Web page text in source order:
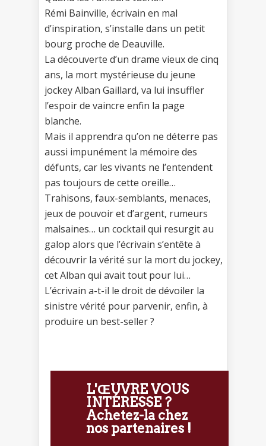
Rémi Bainville, écrivain en mal
d’inspiration, s’installe dans un petit
bourg proche de Deauville.
La découverte d’un drame vieux de cinq
ans, la mort mystérieuse du jeune
jockey Alban Gaillard, va lui insuffler
l’espoir de vaincre enfin la page
blanche.
Mais il apprendra qu’on ne déterre pas
aussi impunément la mémoire des
défunts, car les vivants ne l’entendent
pas toujours de cette oreille…
Trahisons, faux-semblants, menaces,
jeux de pouvoir et d’argent, rumeurs
malsaines… un cocktail qui resurgit au
galop alors que l’écrivain s’entête à
découvrir la vérité sur la mort du jockey,
cet Alban qui avait tout pour lui…
L’écrivain a-t-il le droit de dévoiler la
sinistre vérité pour parvenir, enfin, à
produire un best-seller ?
L'ŒUVRE VOUS
INTÉRESSE ?
Achetez-la chez
nos partenaires !